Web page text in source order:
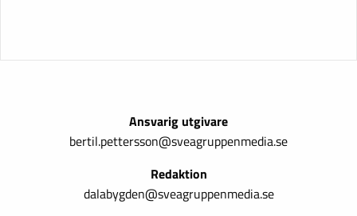
Ansvarig utgivare
bertil.pettersson@sveagruppenmedia.se
Redaktion
dalabygden@sveagruppenmedia.se